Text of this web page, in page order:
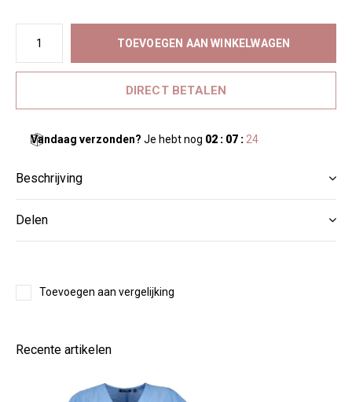
TOEVOEGEN AAN WINKELWAGEN
DIRECT BETALEN
Vandaag verzonden? Je hebt nog 02 : 07 : 24
Beschrijving
Delen
Toevoegen aan vergelijking
Recente artikelen